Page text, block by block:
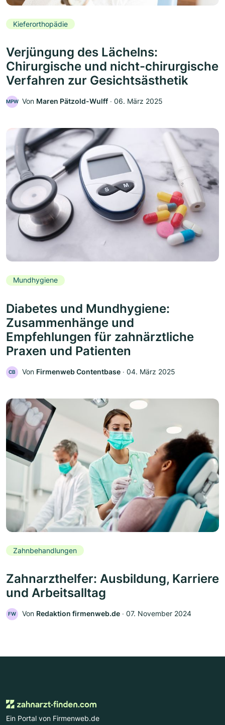
Kieferorthopädie
Verjüngung des Lächelns:
Chirurgische und nicht-chirurgische
Verfahren zur Gesichtsästhetik
MPW Von Maren Pätzold-Wulff ‧ 06. März 2025
Mundhygiene
Diabetes und Mundhygiene:
Zusammenhänge und
Empfehlungen für zahnärztliche
Praxen und Patienten
CB Von Firmenweb Contentbase ‧ 04. März 2025
Zahnbehandlungen
Zahnarzthelfer: Ausbildung, Karriere
und Arbeitsalltag
FW Von Redaktion firmenweb.de ‧ 07. November 2024
Ein Portal von Firmenweb.de